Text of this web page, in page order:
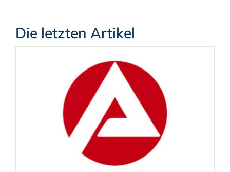
Die letzten Artikel